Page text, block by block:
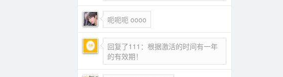
呃呃呃 oooo
回复了111：根据激活的时间有一年
的有效期！